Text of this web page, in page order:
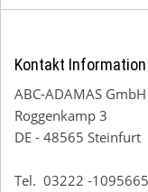
Kontakt Information
ABC-ADAMAS GmbH
Roggenkamp 3
DE - 48565 Steinfurt
Tel. 03222 -1095665